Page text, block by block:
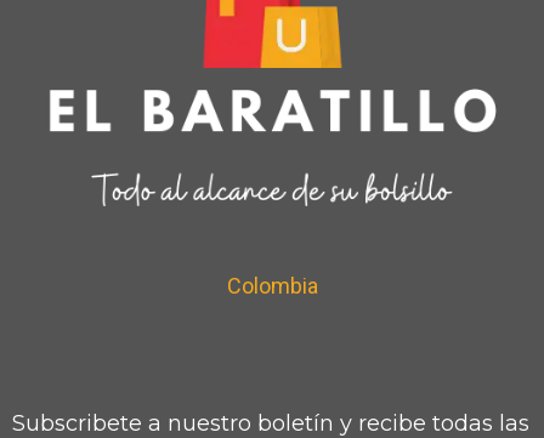
Colombia
Subscribete a nuestro boletín y recibe todas las